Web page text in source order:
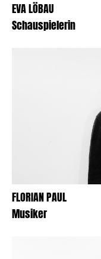
EVA LÖBAU
Schauspielerin
FLORIAN PAUL
Musiker